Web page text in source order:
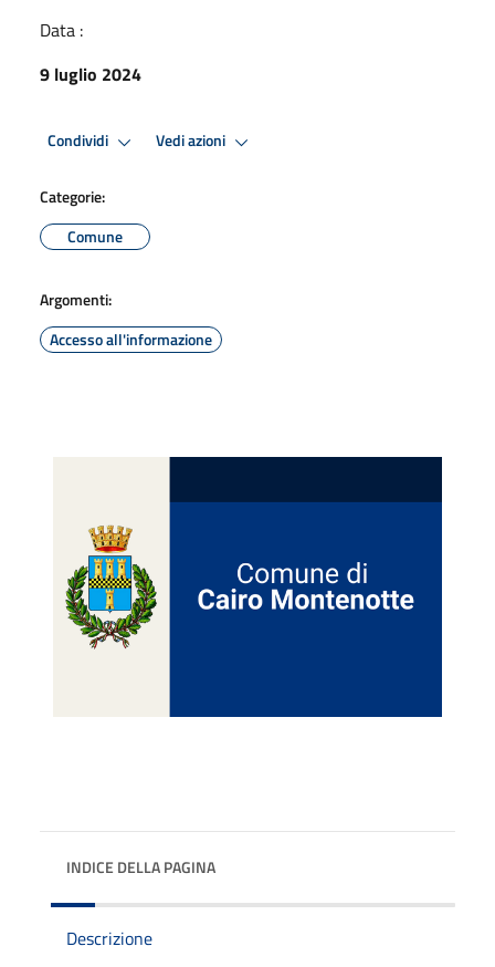
Data :
9 luglio 2024
Condividi Vedi azioni
Categorie:
Comune
Argomenti:
Accesso all'informazione
INDICE DELLA PAGINA
Descrizione